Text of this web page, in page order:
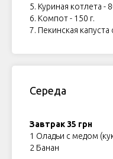
5. Куриная котлета -
6. Компот - 150 г.
7. Пекинская капуста
Середа
Завтрак 35 грн
1 Оладьи с медом
2 Банан